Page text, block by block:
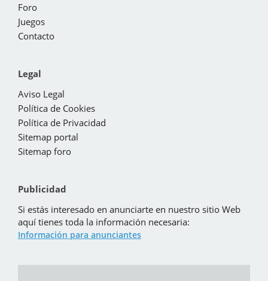
Foro
Juegos
Contacto
Legal
Aviso Legal
Política de Cookies
Política de Privacidad
Sitemap portal
Sitemap foro
Publicidad
Si estás interesado en anunciarte en nuestro sitio Web
aquí tienes toda la información necesaria:
Información para anunciantes